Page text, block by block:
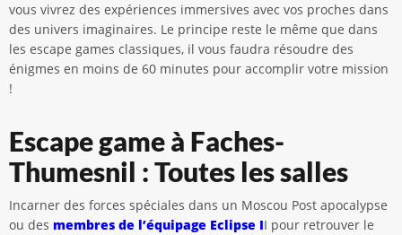
vous vivrez des expériences immersives avec vos proches dans
des univers imaginaires. Le principe reste le même que dans
les escape games classiques, il vous faudra résoudre des
énigmes en moins de 60 minutes pour accomplir votre mission
!
Escape game à Faches-
Thumesnil : Toutes les salles
Incarner des forces spéciales dans un Moscou Post apocalypse
ou des membres de l’équipage Eclipse II pour retrouver le